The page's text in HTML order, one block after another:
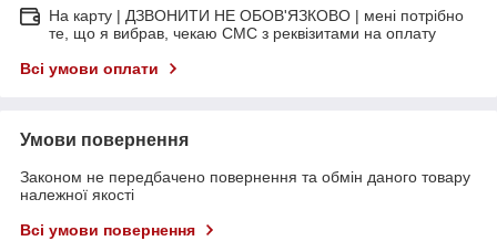
На карту | ДЗВОНИТИ НЕ ОБОВ'ЯЗКОВО | мені потрібно
те, що я вибрав, чекаю СМС з реквізитами на оплату
Всі умови оплати
Умови повернення
Законом не передбачено повернення та обмін даного товару
належної якості
Всі умови повернення